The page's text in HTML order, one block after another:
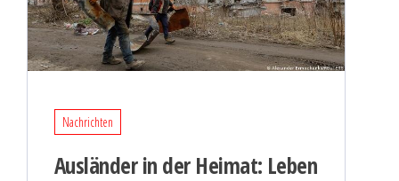
Nachrichten
Ausländer in der Heimat: Leben